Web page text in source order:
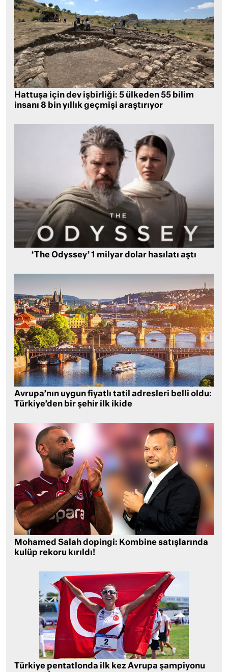
Hattuşa için dev işbirliği: 5 ülkeden 55 bilim
insanı 8 bin yıllık geçmişi araştırıyor
‘The Odyssey’ 1 milyar dolar hasılatı aştı
Avrupa’nın uygun fiyatlı tatil adresleri belli oldu:
Türkiye’den bir şehir ilk ikide
Mohamed Salah dopingi: Kombine satışlarında
kulüp rekoru kırıldı!
Türkiye pentatlonda ilk kez Avrupa şampiyonu